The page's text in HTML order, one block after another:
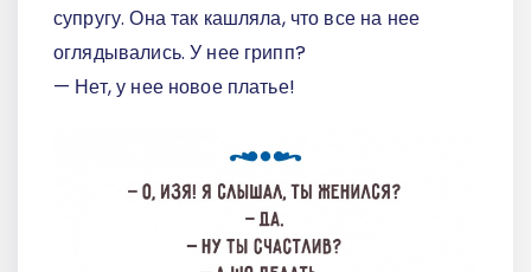
супругу. Она так кашляла, что все на нее
оглядывались. У нее грипп?
— Нет, у нее новое платье!